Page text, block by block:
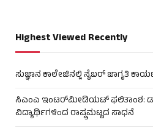
Highest Viewed Recently
ಸುಜ್ಞಾನ ಕಾಲೇಜಿನಲ್ಲಿ ಸೈಬರ್ ಜಾಗೃತಿ
ಸಿಎಂಎ ಇಂಟರ್‌ಮೀಡಿಯಟ್ ಫಲಿತಾಂಶ: ಡಾ.
ವಿದ್ಯಾರ್ಥಿಗಳಿಂದ ರಾಷ್ಟ್ರಮಟ್ಟದ ಸಾಧನೆ